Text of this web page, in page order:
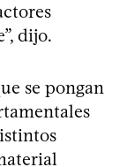
dijo.
se pongan